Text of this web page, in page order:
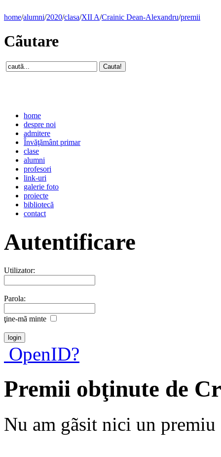
home/alumni/2020/clasa/XII A/Crainic Dean-Alexandru/premii
Cãutare
home
despre noi
admitere
Învăţământ primar
clase
alumni
profesori
link-uri
galerie foto
proiecte
bibliotecă
contact
Autentificare
Utilizator:
Parola:
ţine-mã minte
OpenID?
Premii obţinute de
Nu am gãsit nici un premiu